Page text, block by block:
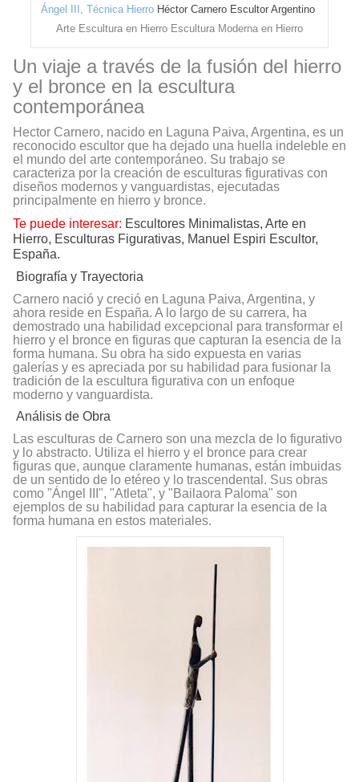
Ángel III, Técnica Hierro Héctor Carnero Escultor Argentino
Arte Escultura en Hierro Escultura Moderna en Hierro
Un viaje a través de la fusión del hierro
y el bronce en la escultura
contemporánea
Hector Carnero, nacido en Laguna Paiva, Argentina, es un
reconocido escultor que ha dejado una huella indeleble en
el mundo del arte contemporáneo. Su trabajo se
caracteriza por la creación de esculturas figurativas con
diseños modernos y vanguardistas, ejecutadas
principalmente en hierro y bronce.
Te puede interesar: Escultores Minimalistas, Arte en
Hierro, Esculturas Figurativas, Manuel Espiri Escultor,
España.
Biografía y Trayectoria
Carnero nació y creció en Laguna Paiva, Argentina, y
ahora reside en España. A lo largo de su carrera, ha
demostrado una habilidad excepcional para transformar el
hierro y el bronce en figuras que capturan la esencia de la
forma humana. Su obra ha sido expuesta en varias
galerías y es apreciada por su habilidad para fusionar la
tradición de la escultura figurativa con un enfoque
moderno y vanguardista.
Análisis de Obra
Las esculturas de Carnero son una mezcla de lo figurativo
y lo abstracto. Utiliza el hierro y el bronce para crear
figuras que, aunque claramente humanas, están imbuidas
de un sentido de lo etéreo y lo trascendental. Sus obras
como "Ángel III", "Atleta", y "Bailaora Paloma" son
ejemplos de su habilidad para capturar la esencia de la
forma humana en estos materiales.